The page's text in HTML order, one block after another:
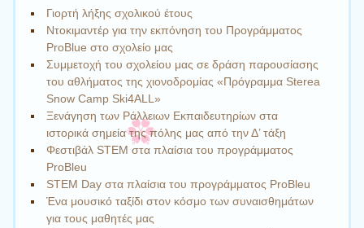
Γιορτή λήξης σχολικού έτους
Ντοκιμαντέρ για την εκπόνηση του Προγράμματος
ProBlue στο σχολείο μας
Συμμετοχή του σχολείου μας σε δράση παρουσίασης
του αθλήματος της χιονοδρομίας «Πρόγραμμα Sterea
Snow Camp Ski4ALL»
Ξενάγηση των Ράλλειων Εκπαιδευτηρίων στα
ιστορικά σημεία της πόλης μας από την Δ’ τάξη
Φεστιβάλ STEM στα πλαίσια του προγράμματος
ProBleu
STEM Day στα πλαίσια του προγράμματος ProBleu
Ένα μουσικό ταξίδι στον κόσμο των συναισθημάτων
για τους μαθητές μας